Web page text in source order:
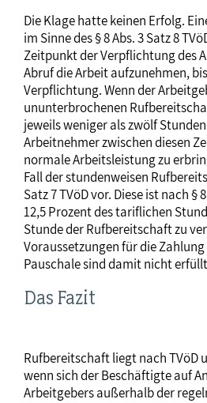
Die Klage hatte keinen Erfolg.
im Sinne des § 8 Abs. 3 Satz 8
Zeitpunkt der Verpflichtung des
Abruf die Arbeit aufzunehmen,
Verpflichtung. Wenn der
ununterbrochenen
jeweils weniger als zwölf
Arbeitnehmer zwischen diesen
normale Arbeitsleistung zu
Fall der stundenweisen
Satz 7 TVöD vor. Diese ist nach §
12,5 Prozent des tariflichen
Stunde der Rufbereitschaft zu
Voraussetzungen für die
Pauschale sind damit nicht
Das Fazit
Rufbereitschaft liegt nach TVöD
wenn sich der Beschäftigte auf
Arbeitgebers außerhalb der